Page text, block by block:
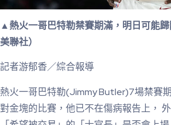
▲熱火一哥巴特勒禁賽期滿，明日可能
美聯社）
記者游郁香／綜合報導
熱火一哥巴特勒(Jimmy Butler)7場禁賽
對金塊的比賽，他已不在傷病報告上，